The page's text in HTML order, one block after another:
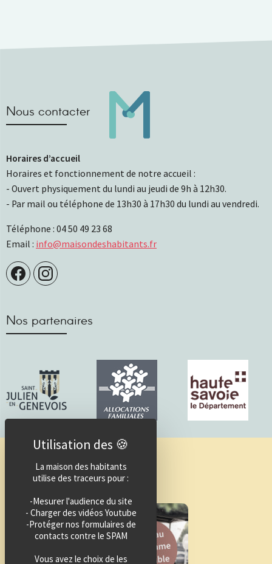
Nous contacter
Horaires d’accueil
Horaires et fonctionnement de notre accueil :
- Ouvert physiquement du lundi au jeudi de 9h à 12h30.
- Par mail ou téléphone de 13h30 à 17h30 du lundi au vendredi.
Téléphone : 04 50 49 23 68
Email : info@maisondeshabitants.fr
Nos partenaires
Guide des activités
La maison des habitants
utilise des traceurs pour :
-Mesurer l'audience du site
- Charger des vidéos Youtube
-Protéger nos formulaires de
contacts contre le SPAM
Vous avez le choix de les